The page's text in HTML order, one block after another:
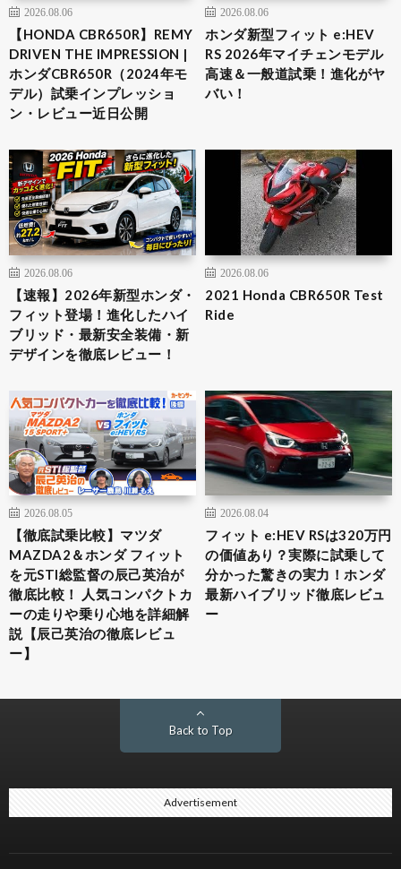
2026.08.06
【HONDA CBR650R】REMY
DRIVEN THE IMPRESSION |
ホンダCBR650R（2024年モ
デル）試乗インプレッショ
ン・レビュー近日公開
2026.08.06
ホンダ新型フィット e:HEV
RS 2026年マイチェンモデル
高速＆一般道試乗！進化がヤ
バい！
2026.08.06
【速報】2026年新型ホンダ・
フィット登場！進化したハイ
ブリッド・最新安全装備・新
デザインを徹底レビュー！
2026.08.06
2021 Honda CBR650R Test
Ride
2026.08.05
【徹底試乗比較】マツダ
MAZDA2＆ホンダ フィット
を元STI総監督の辰己英治が
徹底比較！ 人気コンパクトカ
ーの走りや乗り心地を詳細解
説【辰己英治の徹底レビュ
ー】
2026.08.04
フィット e:HEV RSは320万円
の価値あり？実際に試乗して
分かった驚きの実力！ホンダ
最新ハイブリッド徹底レビュ
ー
Back to Top
Advertisement